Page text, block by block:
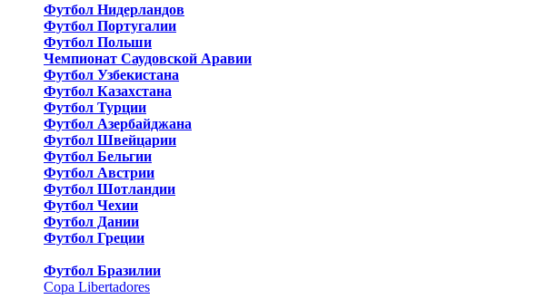
Футбол Нидерландов
Футбол Португалии
Футбол Польши
Чемпионат Саудовской Аравии
Футбол Узбекистана
Футбол Казахстана
Футбол Турции
Футбол Азербайджана
Футбол Швейцарии
Футбол Бельгии
Футбол Австрии
Футбол Шотландии
Футбол Чехии
Футбол Дании
Футбол Греции
Футбол Бразилии
Copa Libertadores